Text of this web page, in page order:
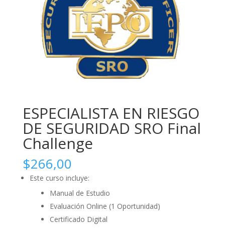
ESPECIALISTA EN RIESGO
DE SEGURIDAD SRO Final
Challenge
$266,00
Este curso incluye:
Manual de Estudio
Evaluación Online (1 Oportunidad)
Certificado Digital